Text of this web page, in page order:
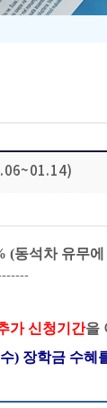
(동석차 유무
가 신청기간을
) 장학금 수혜